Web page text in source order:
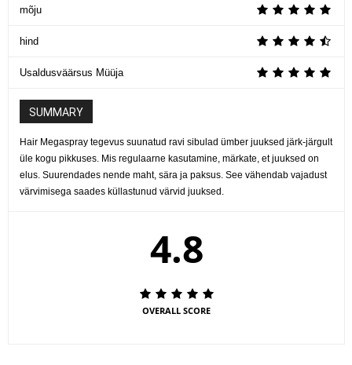
mõju
hind
Usaldusväärsus Müüja
SUMMARY
Hair Megaspray tegevus suunatud ravi sibulad ümber juuksed järk-järgult
üle kogu pikkuses. Mis regulaarne kasutamine, märkate, et juuksed on
elus. Suurendades nende maht, sära ja paksus. See vähendab vajadust
värvimisega saades küllastunud värvid juuksed.
4.8
OVERALL SCORE